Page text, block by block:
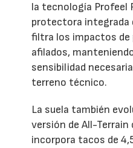
la tecnología Profeel
protectora integrada
filtra los impactos de
afilados,
sensibilidad
terreno técnico.
La suela también
versión de All-Terrain
incorpora tacos de